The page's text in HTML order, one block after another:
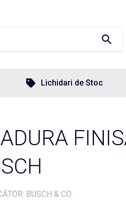
Lichidari de Stoc
BUSCH & CO